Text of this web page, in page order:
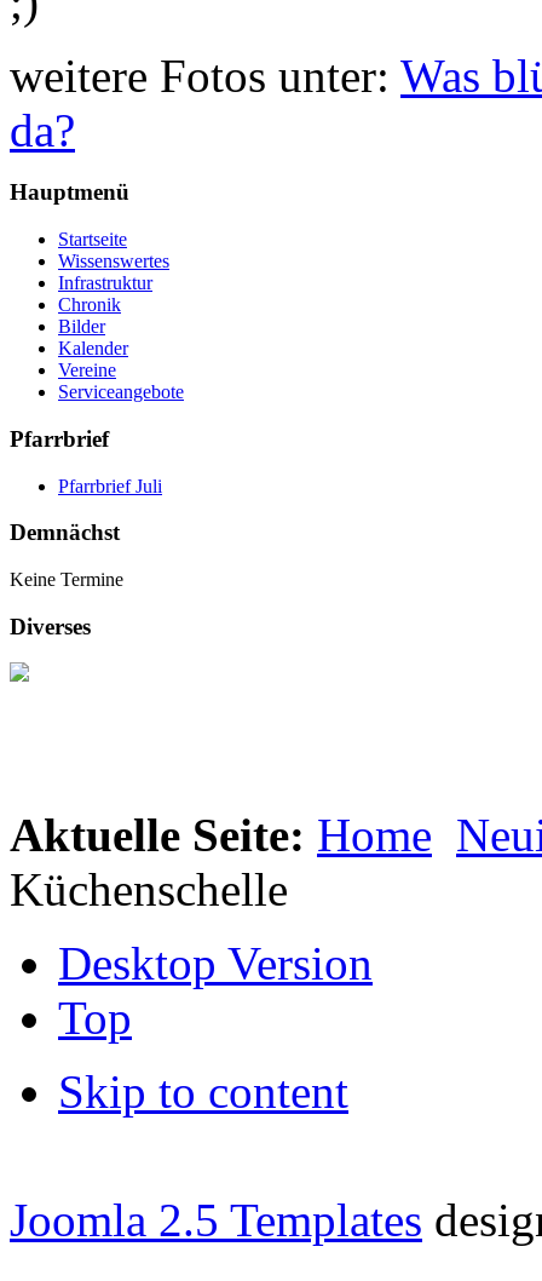
weitere Fotos unter: Was
da?
Hauptmenü
Startseite
Wissenswertes
Infrastruktur
Chronik
Bilder
Kalender
Vereine
Serviceangebote
Pfarrbrief
Pfarrbrief Juli
Demnächst
Keine Termine
Diverses
Aktuelle Seite: Home
Küchenschelle
Desktop Version
Top
Skip to content
Joomla 2.5 Templates